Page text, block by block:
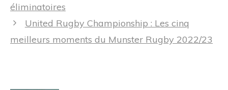
éliminatoires
United Rugby Championship : Les cinq
meilleurs moments du Munster Rugby 2022/23